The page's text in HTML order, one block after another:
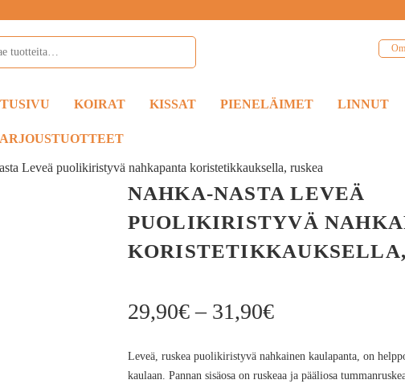
KOIRAT KISSAT PIENELÄIMET LINNUT
Leveä puolikiristyvä nahkapanta koristetikkauksella, ruskea
NAHKA-NASTA LEVEÄ
PUOLIKIRISTYVÄ
29,90€ – 31,90€
Leveä, ruskea puolikiristyvä nahkainen kaulapanta, on
kaulaan. Pannan sisäosa on ruskeaa ja pääliosa